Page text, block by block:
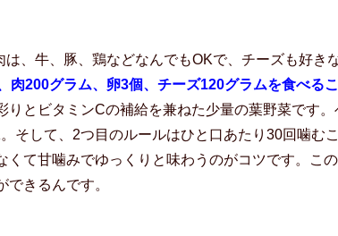
、牛、豚、鶏などなんでもOKで、チーズも好き
肉200グラム、卵3個、チーズ120グラムを食べるこ
とビタミンCの補給を兼ねた少量の葉野菜です。
そして、2つ目のルールはひと口あたり30回噛むこ
て甘噛みでゆっくりと味わうのがコツです。こ
きるんです。